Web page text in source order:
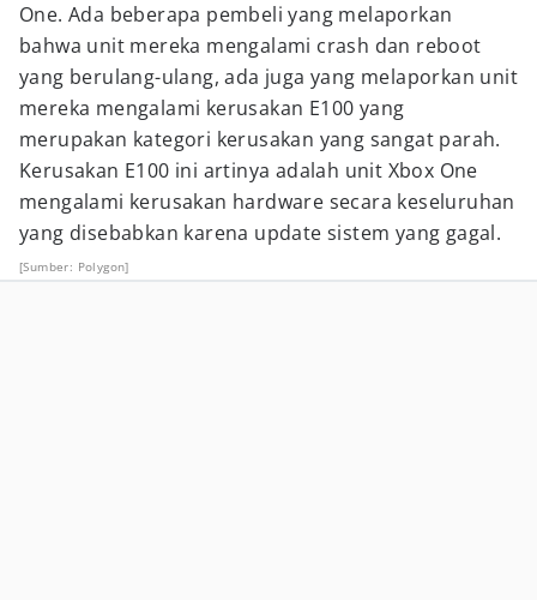
One. Ada beberapa pembeli yang melaporkan
bahwa unit mereka mengalami crash dan reboot
yang berulang-ulang, ada juga yang melaporkan unit
mereka mengalami kerusakan E100 yang
merupakan kategori kerusakan yang sangat parah.
Kerusakan E100 ini artinya adalah unit Xbox One
mengalami kerusakan hardware secara keseluruhan
yang disebabkan karena update sistem yang gagal.
[Sumber: Polygon]